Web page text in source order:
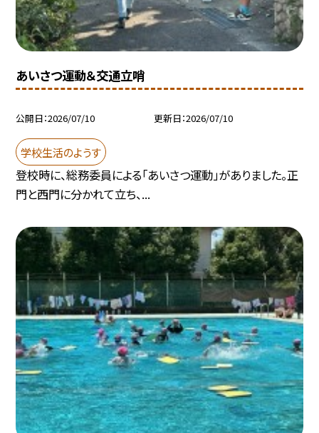
あいさつ運動＆交通立哨
公開日 2026/07/10 更新日 2026/07/10
学校生活のようす
登校時に、総務委員による「あいさつ運動」がありました。正
門と西門に分かれて立ち、...